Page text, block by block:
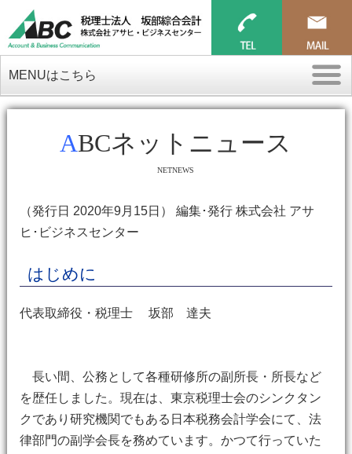
MENUはこちら
ABCネットニュース
NETNEWS
（発行日 2020年9月15日） 編集･発行 株式会社 アサ
ヒ･ビジネスセンター
はじめに
代表取締役・税理士 坂部 達夫
長い間、公務として各種研修所の副所長・所長など
を歴任しました。現在は、東京税理士会のシンクタン
クであり研究機関でもある日本税務会計学会にて、法
律部門の副学会長を務めています。かつて行っていた